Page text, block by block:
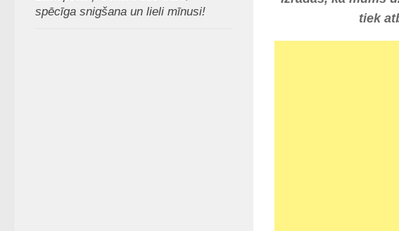
tiek
spēcīga snigšana un lieli mīnusi!